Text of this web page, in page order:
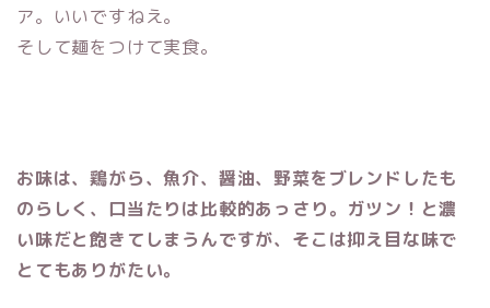
ア。いいですねえ。
そして麺をつけて実食。
お味は、鶏がら、魚介、醤油、野菜をブレンドしたも
のらしく、口当たりは比較的あっさり。ガツン！と濃
い味だと飽きてしまうんですが、そこは抑え目な味で
とてもありがたい。